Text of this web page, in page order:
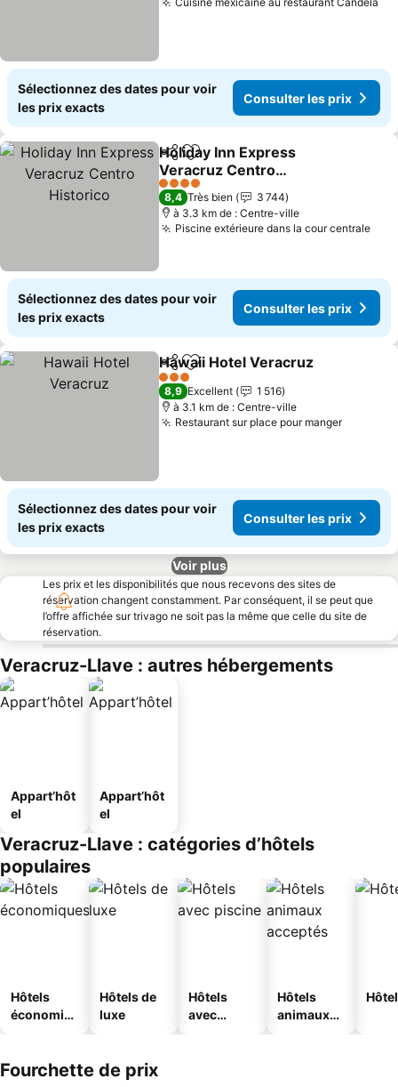
Sélectionnez des dates pour voir
les prix exacts
Consulter les prix
PartagerAjouter à mes favoris
Holiday Inn Express
Veracruz Centro
Historico
Consulter les prix
4 Étoiles
8,4 Très bien
3 744
à 3.3 km de : Centre-ville
Piscine extérieure dans la cour centrale
Sélectionnez des dates pour voir
les prix exacts
Consulter les prix
PartagerAjouter à mes favoris
Hawaii Hotel Veracruz
3 Étoiles
8,9 Excellent
1 516
à 3.1 km de : Centre-ville
Restaurant sur place pour manger
Sélectionnez des dates pour voir
les prix exacts
Consulter les prix
Voir plus
Les prix et les disponibilités que nous recevons des sites de
réservation changent constamment. Par conséquent, il se peut que
l’offre affichée sur trivago ne soit pas la même que celle du site de
réservation.
Veracruz-Llave : autres hébergements
Appart’hôt
el
Appart’hôt
el
Veracruz-Llave : catégories d’hôtels
populaires
Hôtels
économiq
Hôtels de
luxe
Hôtels
avec
Hôtels
animaux
Fourchette de prix